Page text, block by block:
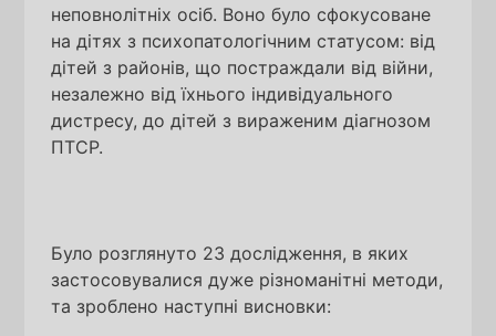
неповнолітніх осіб. Воно було сфокусоване
на дітях з психопатологічним статусом: від
дітей з районів, що постраждали від війни,
незалежно від їхнього індивідуального
дистресу, до дітей з вираженим діагнозом
ПТСР.
Було розглянуто 23 дослідження, в яких
застосовувалися дуже різноманітні методи,
та зроблено наступні висновки: